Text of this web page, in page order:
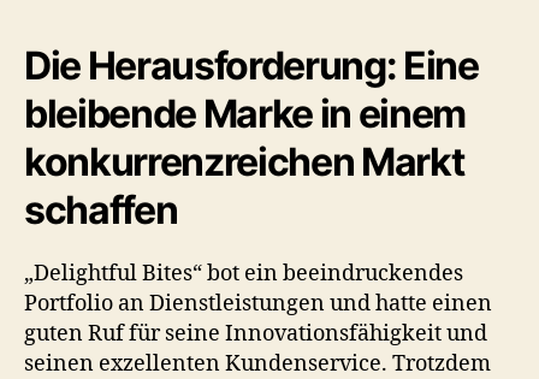
Die Herausforderung: Eine
bleibende Marke in einem
konkurrenzreichen Markt
schaffen
„Delightful Bites“ bot ein beeindruckendes
Portfolio an Dienstleistungen und hatte einen
guten Ruf für seine Innovationsfähigkeit und
seinen exzellenten Kundenservice. Trotzdem